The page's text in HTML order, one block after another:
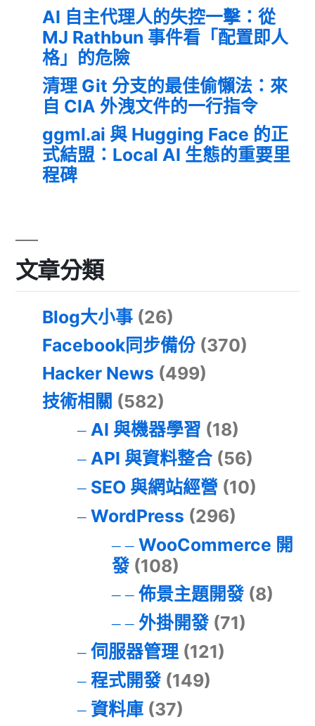
AI 自主代理人的失控一擊：從
MJ Rathbun 事件看「配置即人
格」的危險
清理 Git 分支的最佳偷懶法：來
自 CIA 外洩文件的一行指令
ggml.ai 與 Hugging Face 的正
式結盟：Local AI 生態的重要里
程碑
文章分類
Blog大小事 (26)
Facebook同步備份 (370)
Hacker News (499)
技術相關 (582)
AI 與機器學習 (18)
API 與資料整合(56)
SEO 與網站經營 (10)
WordPress (296)
WooCommerce 開
發(108)
佈景主題開發(8)
外掛開發(71)
伺服器管理(121)
程式開發(149)
資料庫(37)